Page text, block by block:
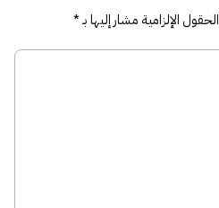
الحقول الإلزامية مشار إليها بـ*